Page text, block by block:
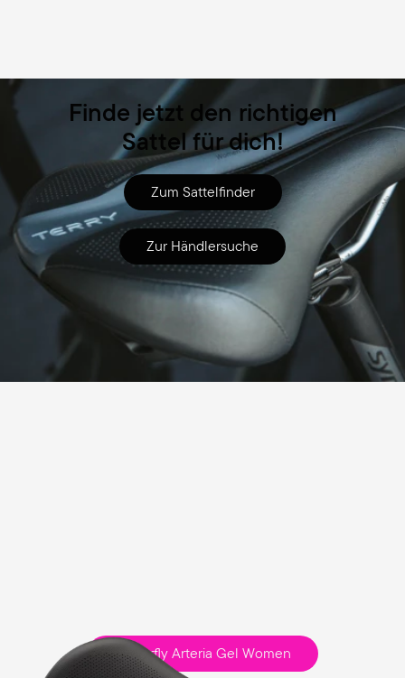
Finde jetzt den richtigen
Sattel für dich!
Zum Sattelfinder
Zur Händlersuche
Butterfly Arteria Gel Women